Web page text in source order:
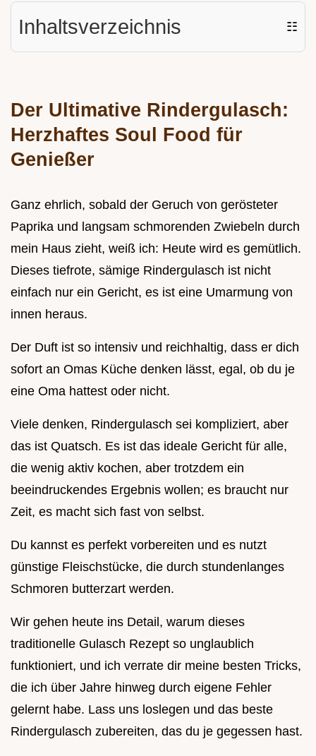
Inhaltsverzeichnis ☷
Der Ultimative Rindergulasch:
Herzhaftes Soul Food für
Genießer
Ganz ehrlich, sobald der Geruch von gerösteter
Paprika und langsam schmorenden Zwiebeln durch
mein Haus zieht, weiß ich: Heute wird es gemütlich.
Dieses tiefrote, sämige Rindergulasch ist nicht
einfach nur ein Gericht, es ist eine Umarmung von
innen heraus.
Der Duft ist so intensiv und reichhaltig, dass er dich
sofort an Omas Küche denken lässt, egal, ob du je
eine Oma hattest oder nicht.
Viele denken, Rindergulasch sei kompliziert, aber
das ist Quatsch. Es ist das ideale Gericht für alle,
die wenig aktiv kochen, aber trotzdem ein
beeindruckendes Ergebnis wollen; es braucht nur
Zeit, es macht sich fast von selbst.
Du kannst es perfekt vorbereiten und es nutzt
günstige Fleischstücke, die durch stundenlanges
Schmoren butterzart werden.
Wir gehen heute ins Detail, warum dieses
traditionelle Gulasch Rezept so unglaublich
funktioniert, und ich verrate dir meine besten Tricks,
die ich über Jahre hinweg durch eigene Fehler
gelernt habe. Lass uns loslegen und das beste
Rindergulasch zubereiten, das du je gegessen hast.